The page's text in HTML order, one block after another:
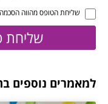
שליחת הטופס מהווה הסכמה
שליחת
למאמרים נוספים